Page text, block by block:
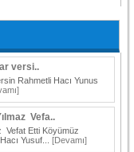
versi..
Rahmetli Hacı Yunus
Vefa..
Vefat Etti Köyümüz
Yusuf...[Devamı]